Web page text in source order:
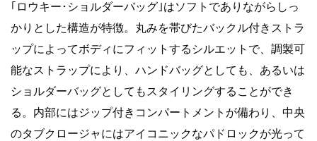
｢ロウキー･ショルダーバッグ｣はソフトでありながらしっ
かりとした構造が特徴。丸みを帯びたバックル付きストラ
ップによってボディにフィットするシルエットで、調製可
能なストラップにより、ハンドバッグとしても、あるいは
ショルダーバッグとしてもスタイリングすることができ
る。内部にはジップ付きコンパートメントが備わり、中央
のタブクロージャにはアイコニックなパドロックが光って